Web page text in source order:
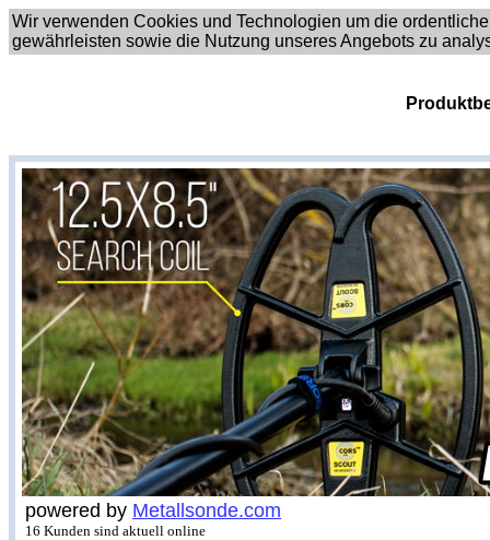
Wir verwenden Cookies und Technologien um die
gewährleisten sowie die Nutzung unseres Angebots zu
powered by Metallsonde.com
16 Kunden sind aktuell online